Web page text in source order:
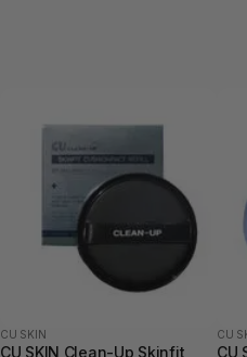
CU SKIN
CU SKIN Clean-Up Skinfit
CU
CU